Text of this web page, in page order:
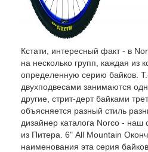
Кстати, интересный факт - в
на несколько групп, каждая из
определенную серию байков.
двухподвесами занимаются
другие, стрит-дерт байками
объясняется разный стиль
дизайнер каталога Norco - наш
из Питера. 6" All Mountain
наименования эта серия